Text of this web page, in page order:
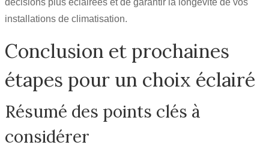
décisions plus éclairées et de garantir la longévité de vos
installations de climatisation.
Conclusion et prochaines
étapes pour un choix éclairé
Résumé des points clés à
considérer